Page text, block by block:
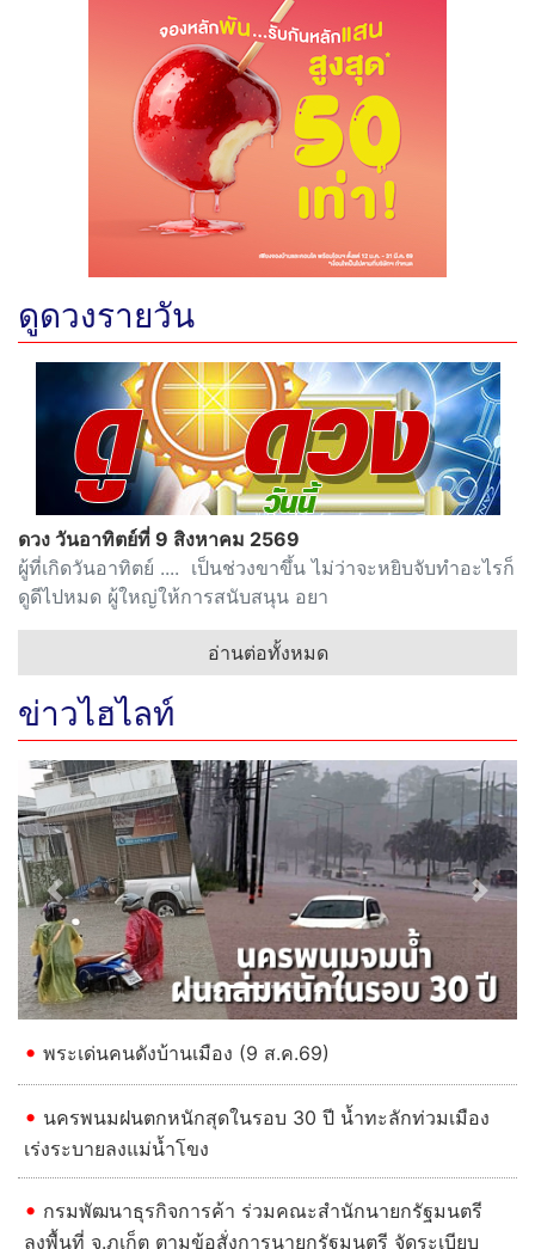
ดูดวงรายวัน
ดวง วันอาทิตย์ที่ 9 สิงหาคม 2569
ผู้ที่เกิดวันอาทิตย์ .... เป็นช่วงขาขึ้น ไม่ว่าจะหยิบจับทำอะไรก็
ดูดีไปหมด ผู้ใหญ่ให้การสนับสนุน อยา
อ่านต่อทั้งหมด
ข่าวไฮไลท์
Previous Next
พระเด่นคนดังบ้านเมือง (9 ส.ค.69)
นครพนมฝนตกหนักสุดในรอบ 30 ปี น้ำทะลักท่วมเมือง
เร่งระบายลงแม่น้ำโขง
กรมพัฒนาธุรกิจการค้า ร่วมคณะสำนักนายกรัฐมนตรี
ลงพื้นที่ จ.ภูเก็ต ตามข้อสั่งการนายกรัฐมนตรี จัดระเบียบ